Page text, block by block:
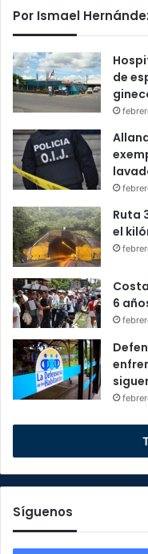
Por Ismael
de
Ruta
el
6
Síguenos